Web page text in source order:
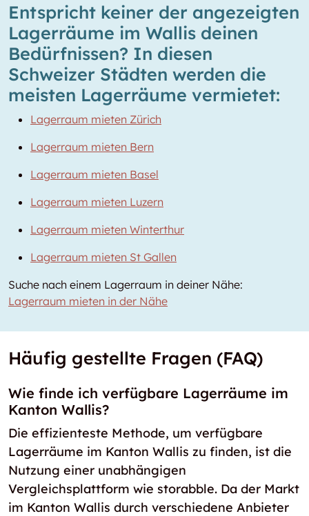
Entspricht keiner der angezeigten
Lagerräume im Wallis deinen
Bedürfnissen? In diesen
Schweizer Städten werden die
meisten Lagerräume vermietet:
Lagerraum mieten Zürich
Lagerraum mieten Bern
Lagerraum mieten Basel
Lagerraum mieten Luzern
Lagerraum mieten Winterthur
Lagerraum mieten St Gallen
Suche nach einem Lagerraum in deiner Nähe:
Lagerraum mieten in der Nähe
Häufig gestellte Fragen (FAQ)
Wie finde ich verfügbare Lagerräume im
Kanton Wallis?
Die effizienteste Methode, um verfügbare
Lagerräume im Kanton Wallis zu finden, ist die
Nutzung einer unabhängigen
Vergleichsplattform wie storabble. Da der Markt
im Kanton Wallis durch verschiedene Anbieter